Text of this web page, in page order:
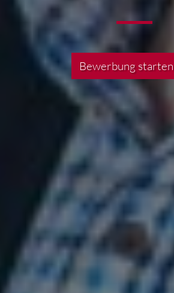
Bewerbung starten